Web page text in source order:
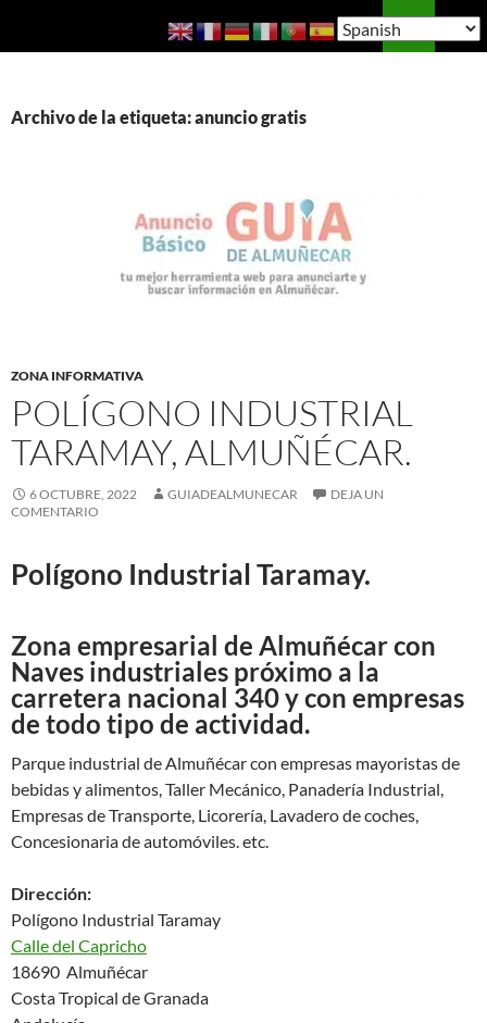
Guía de Almuñécar
Archivo de la etiqueta: anuncio gratis
ZONA INFORMATIVA
POLÍGONO INDUSTRIAL
TARAMAY, ALMUÑÉCAR.
6 OCTUBRE, 2022 GUIADEALMUNECAR
DEJA UN
COMENTARIO
Polígono Industrial Taramay.
Zona empresarial de Almuñécar con
Naves industriales próximo a la
carretera nacional 340 y con empresas
de todo tipo de actividad.
Parque industrial de Almuñécar con empresas mayoristas de
bebidas y alimentos, Taller Mecánico, Panadería Industrial,
Empresas de Transporte, Licorería, Lavadero de coches,
Concesionaria de automóviles. etc.
Dirección:
Polígono Industrial Taramay
Calle del Capricho
18690 Almuñécar
Costa Tropical de Granada